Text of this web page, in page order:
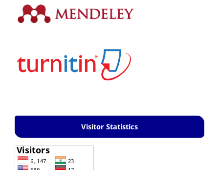
Visitor Statistics